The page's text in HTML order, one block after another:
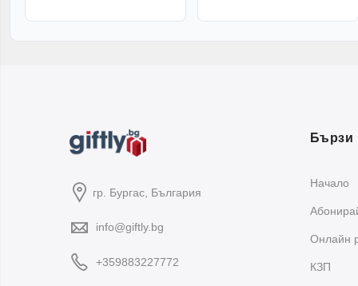
В
гр. Бургас, България
info@giftly.bg
+359883227772
Бързи
Начало
Oнлайн
КЗП